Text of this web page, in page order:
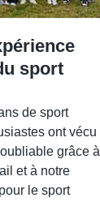
sport
de sport
ont vécu
grâce à
et à notre
le sport